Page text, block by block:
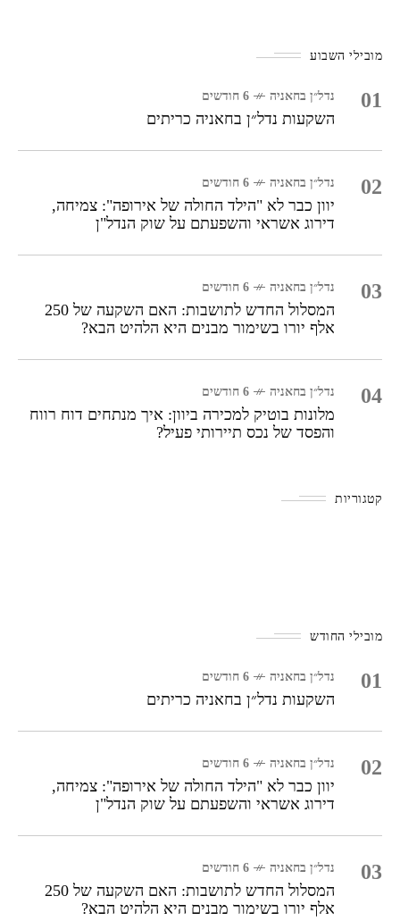
מובילי השבוע
01 נדל״ן בחאניה 6 חודשים
השקעות נדל״ן בחאניה כריתים
02 נדל״ן בחאניה 6 חודשים
יוון כבר לא "הילד החולה של אירופה": צמיחה,
דירוג אשראי והשפעתם על שוק הנדל"ן
03 נדל״ן בחאניה 6 חודשים
המסלול החדש לתושבות: האם השקעה של 250
אלף יורו בשימור מבנים היא הלהיט הבא?
04 נדל״ן בחאניה 6 חודשים
מלונות בוטיק למכירה ביוון: איך מנתחים דוח רווח
והפסד של נכס תיירותי פעיל?
קטגוריות
מובילי החודש
01 נדל״ן בחאניה 6 חודשים
השקעות נדל״ן בחאניה כריתים
02 נדל״ן בחאניה 6 חודשים
יוון כבר לא "הילד החולה של אירופה": צמיחה,
דירוג אשראי והשפעתם על שוק הנדל"ן
03 נדל״ן בחאניה 6 חודשים
המסלול החדש לתושבות: האם השקעה של 250
אלף יורו בשימור מבנים היא הלהיט הבא?